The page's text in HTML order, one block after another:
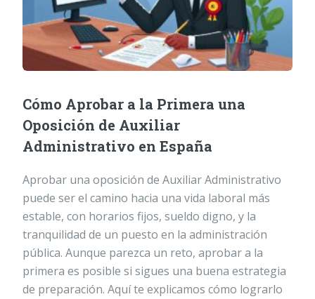
Cómo Aprobar a la Primera una
Oposición de Auxiliar
Administrativo en España
Aprobar una oposición de Auxiliar Administrativo
puede ser el camino hacia una vida laboral más
estable, con horarios fijos, sueldo digno, y la
tranquilidad de un puesto en la administración
pública. Aunque parezca un reto, aprobar a la
primera es posible si sigues una buena estrategia
de preparación. Aquí te explicamos cómo lograrlo